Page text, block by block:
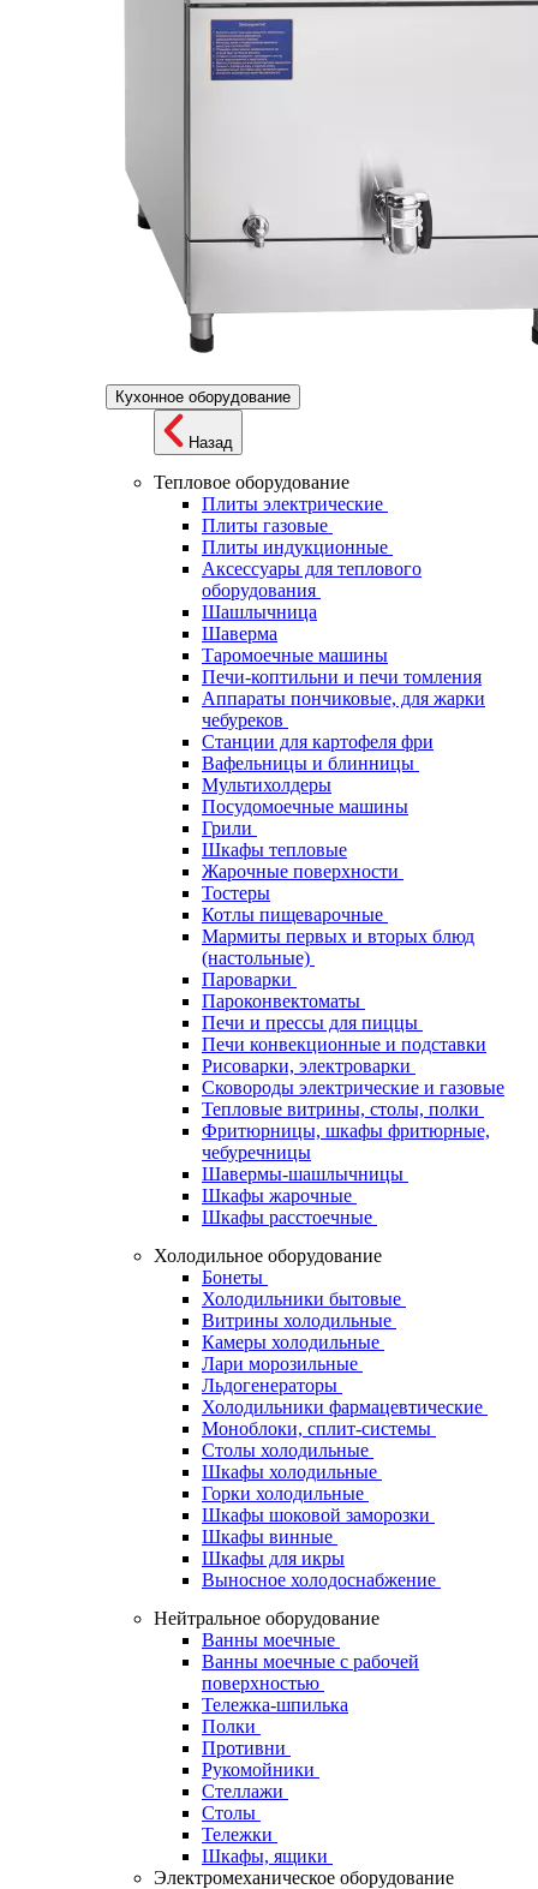
Кухонное оборудование
Назад
Тепловое оборудование
Плиты электрические
Плиты газовые
Плиты индукционные
Аксессуары для теплового
оборудования
Шашлычница
Шаверма
Таромоечные машины
Печи-коптильни и печи томления
Аппараты пончиковые, для жарки
чебуреков
Станции для картофеля фри
Вафельницы и блинницы
Мультихолдеры
Посудомоечные машины
Грили
Шкафы тепловые
Жарочные поверхности
Тостеры
Котлы пищеварочные
Мармиты первых и вторых блюд
(настольные)
Пароварки
Пароконвектоматы
Печи и прессы для пиццы
Печи конвекционные и подставки
Рисоварки, электроварки
Сковороды электрические и газовые
Тепловые витрины, столы, полки
Фритюрницы, шкафы фритюрные,
чебуречницы
Шавермы-шашлычницы
Шкафы жарочные
Шкафы расстоечные
Холодильное оборудование
Бонеты
Холодильники бытовые
Витрины холодильные
Камеры холодильные
Лари морозильные
Льдогенераторы
Холодильники фармацевтические
Моноблоки, сплит-системы
Столы холодильные
Шкафы холодильные
Горки холодильные
Шкафы шоковой заморозки
Шкафы винные
Шкафы для икры
Выносное холодоснабжение
Нейтральное оборудование
Ванны моечные
Ванны моечные с рабочей
поверхностью
Тележка-шпилька
Полки
Противни
Рукомойники
Стеллажи
Столы
Тележки
Шкафы, ящики
Электромеханическое оборудование